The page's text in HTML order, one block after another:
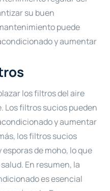
su buen
puede
y aumentar
los filtros del aire
filtros sucios pueden
y aumentar
los filtros sucios
de moho, lo que
En resumen, la
es esencial